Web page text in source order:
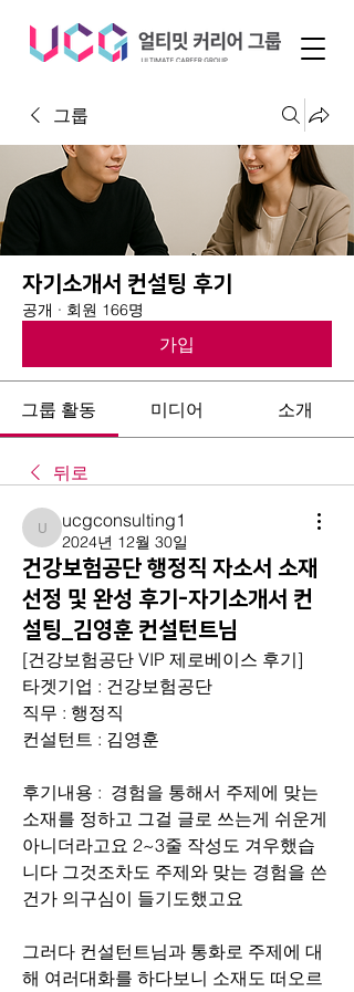
그룹
자기소개서 컨설팅 후기
공개 · 회원 166명
가입
그룹 활동 미디어 소개
뒤로
ucgconsulting1
ucgconsulting1
2024년 12월 30일
건강보험공단 행정직 자소서 소재
선정 및 완성 후기-자기소개서 컨
설팅_김영훈 컨설턴트님
[건강보험공단 VIP 제로베이스 후기]
타겟기업 : 건강보험공단
직무 : 행정직
컨설턴트 : 김영훈
후기내용 :  경험을 통해서 주제에 맞는
소재를 정하고 그걸 글로 쓰는게 쉬운게
아니더라고요 2~3줄 작성도 겨우했습
니다 그것조차도 주제와 맞는 경험을 쓴
건가 의구심이 들기도했고요
그러다 컨설턴트님과 통화로 주제에 대
해 여러대화를 하다보니 소재도 떠오르